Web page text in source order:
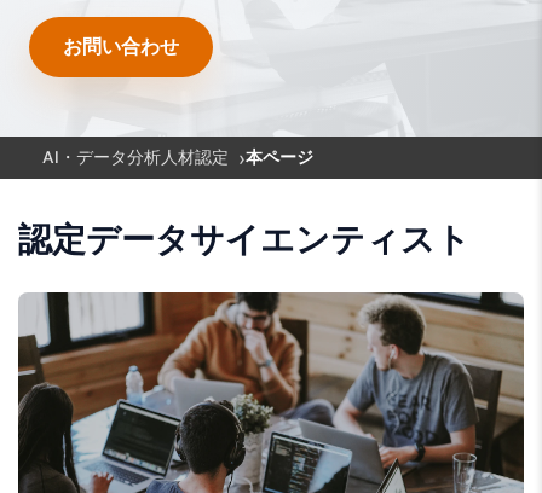
お問い合わせ
AI・データ分析人材認定 ›本ページ
認定データサイエンティスト